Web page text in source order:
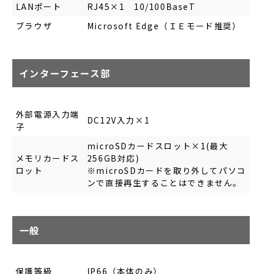
LANポート
RJ45×1 10/100BaseT
ブラウザ
Microsoft Edge（ＩＥモード推奨）
インターフェース部
外部電源入力端
子
DC12V入力×1
メモリカードス
ロット
microSDカードスロット×1(最大
256GB対応)
※microSDカードを取り外してパソコ
ンで直接再生することはできません。
一般
保護等級 IP66（本体のみ）